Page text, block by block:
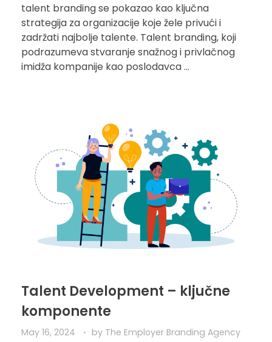
talent branding se pokazao kao ključna
strategija za organizacije koje žele privući i
zadržati najbolje talente. Talent branding, koji
podrazumeva stvaranje snažnog i privlačnog
imidža kompanije kao poslodavca ...
Talent Development – ključne
komponente
May 16, 2024 by The Employer Branding Agency